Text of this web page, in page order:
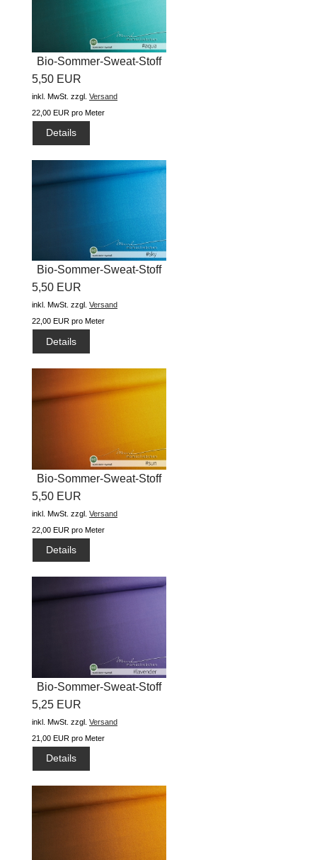
Bio-Sommer-Sweat-Stoff
"basic...
5,50 EUR
inkl. MwSt. zzgl. Versand
22,00 EUR pro Meter
Details
Bio-Sommer-Sweat-Stoff
"basic...
5,50 EUR
inkl. MwSt. zzgl. Versand
22,00 EUR pro Meter
Details
Bio-Sommer-Sweat-Stoff
"basic...
5,50 EUR
inkl. MwSt. zzgl. Versand
22,00 EUR pro Meter
Details
Bio-Sommer-Sweat-Stoff
"basic...
5,25 EUR
inkl. MwSt. zzgl. Versand
21,00 EUR pro Meter
Details